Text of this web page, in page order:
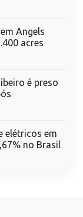
Angels
acres
é preso
elétricos em
no Brasil